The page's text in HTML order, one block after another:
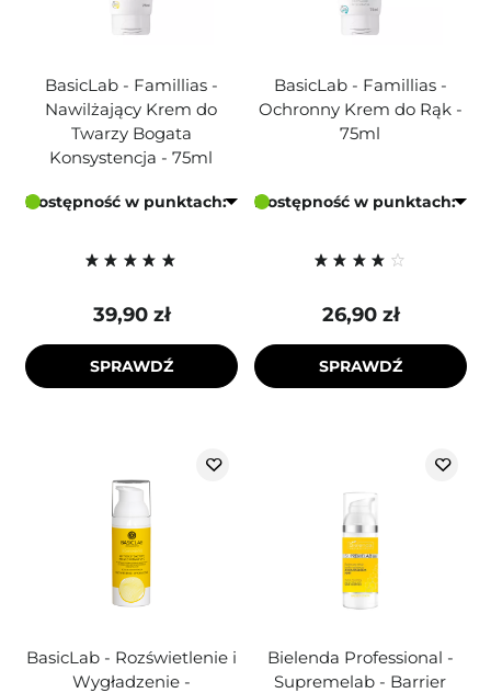
BasicLab - Famillias -
Nawilżający Krem do
Twarzy Bogata
Konsystencja - 75ml
Dostępność w punktach:
39,90 zł
SPRAWDŹ
BasicLab - Famillias -
Ochronny Krem do Rąk -
75ml
Dostępność w punktach:
26,90 zł
SPRAWDŹ
BasicLab - Rozświetlenie i
Wygładzenie -
Bielenda Professional -
Supremelab - Barrier